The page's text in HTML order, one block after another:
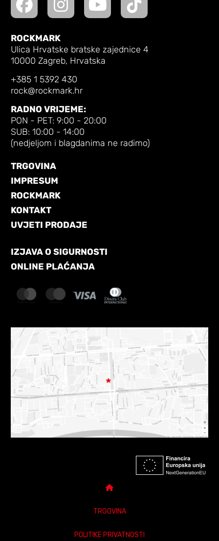
ROCKMARK
Ulica Hrvatske bratske zajednice 4
10000 Zagreb, Hrvatska
+385 1 5392 430
rock@rockmark.hr
RADNO VRIJEME:
PON - PET: 9:00 - 20:00
SUB: 10:00 - 14:00
(nedjeljom i blagdanima ne radimo)
TRGOVINA
IMPRESUM
ROCKMARK
KONTAKT
UVJETI PRODAJE
IZJAVA O SIGURNOSTI
ONLINE PLAĆANJA
TRGOVINA
POLITIKE PRIVATNOSTI